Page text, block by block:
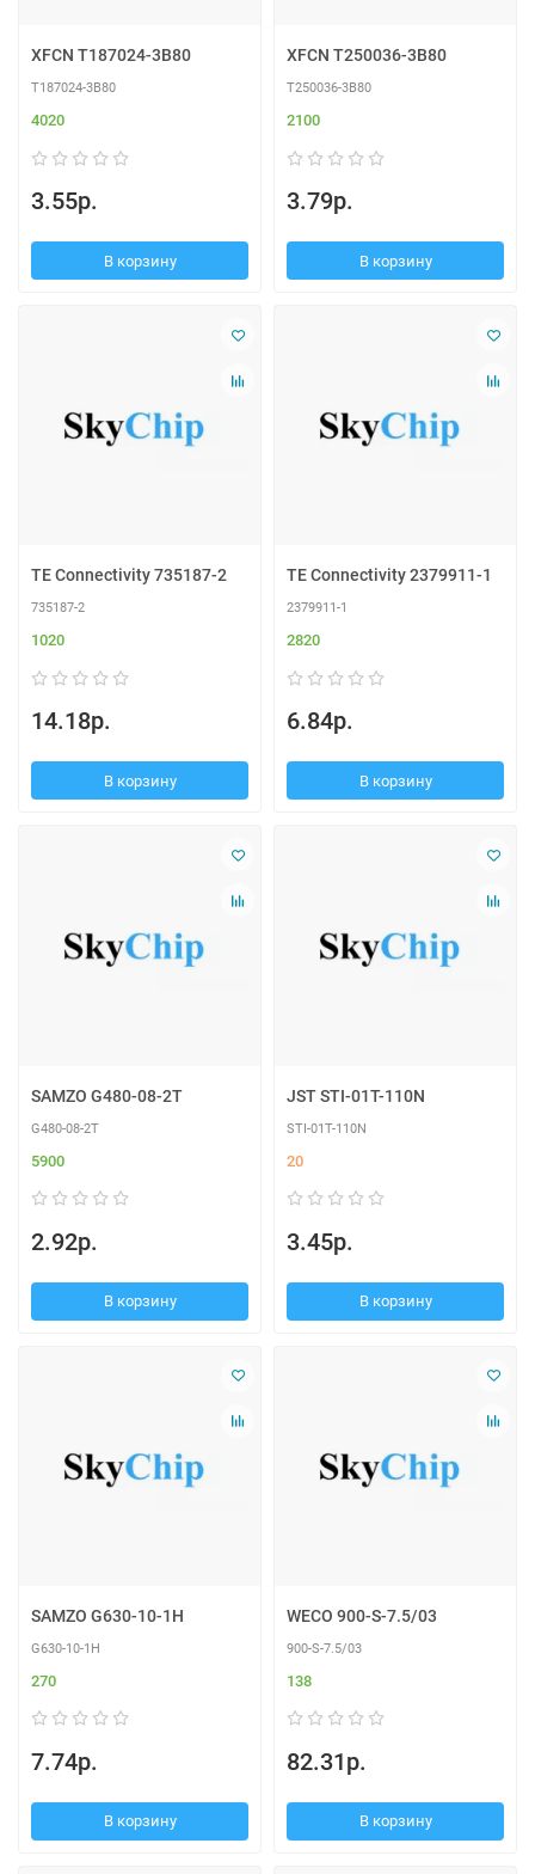
XFCN T187024-3B80
T187024-3B80
4020
3.55р.
В корзину
XFCN T250036-3B80
T250036-3B80
2100
3.79р.
В корзину
TE Connectivity 735187-2
735187-2
1020
14.18р.
В корзину
TE Connectivity 2379911-1
2379911-1
2820
6.84р.
В корзину
SAMZO G480-08-2T
G480-08-2T
5900
2.92р.
В корзину
JST STI-01T-110N
STI-01T-110N
20
3.45р.
В корзину
SAMZO G630-10-1H
G630-10-1H
270
7.74р.
В корзину
WECO 900-S-7.5/03
900-S-7.5/03
138
82.31р.
В корзину